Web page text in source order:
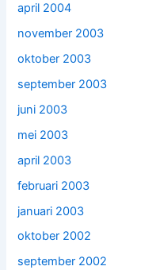
april 2004
november 2003
oktober 2003
september 2003
juni 2003
mei 2003
april 2003
februari 2003
januari 2003
oktober 2002
september 2002